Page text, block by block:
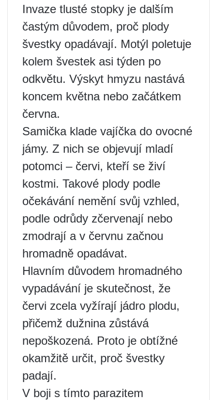
Invaze tlusté stopky je dalším
častým důvodem, proč plody
švestky opadávají. Motýl poletuje
kolem švestek asi týden po
odkvětu. Výskyt hmyzu nastává
koncem května nebo začátkem
června.
Samička klade vajíčka do ovocné
jámy. Z nich se objevují mladí
potomci – červi, kteří se živí
kostmi. Takové plody podle
očekávání nemění svůj vzhled,
podle odrůdy zčervenají nebo
zmodrají a v červnu začnou
hromadně opadávat.
Hlavním důvodem hromadného
vypadávání je skutečnost, že
červi zcela vyžírají jádro plodu,
přičemž dužnina zůstává
nepoškozená. Proto je obtížné
okamžitě určit, proč švestky
padají.
V boji s tímto parazitem